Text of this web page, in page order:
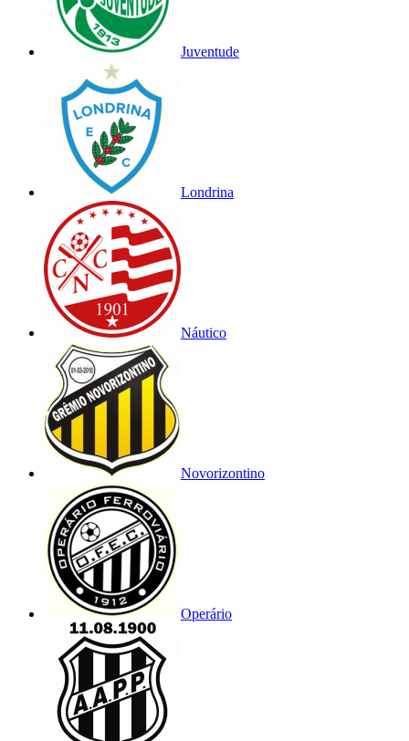
Juventude
Londrina
Náutico
Novorizontino
Operário